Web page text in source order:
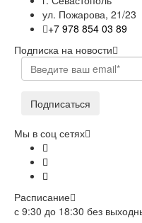
ул. Пожарова, 21/23
+7 978 854 03 89
Подписка на новости
Подписаться
Мы в соц сетях
Расписание
с 9:30 до 18:30 без